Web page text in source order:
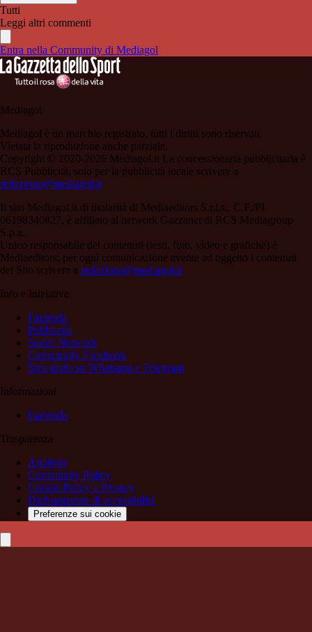
Tutti
Leggi altri commenti
Entra nella Community di Mediagol
Mediagol
Mediagol è un marchio registrato, tutti i diritti sono riservati.
Vietata la riproduzione anche parziale.
Copyright © 2020-2026 Mediagol.it La concessionaria pubblicitaria è
RCS Pubblicità; solo per la pubblicità locale scrivere a
redazione@mediagol.it
Il sito Mediagol.it di titolarità di Mediaeditors S.r.l.s., C.F./PI
06198340827, è affiliato al network Gazzanet di RCS Mediagroup
S.p.a..
Unico responsabile dei contenuti (testi, foto, video e grafiche) è
Mediaeditors; per ogni comunicazione avente ad oggetto i contenuti
del Sito scrivere a redazione@mediagol.it
Info e Iniziative
l’azienda
Pubblicità
Social Network
Community Facebook
Sms gratis su Whatsapp e Telegram
Informazioni
l’azienda
Trasparenza
Archivio
Community Policy
Cookie Policy e Privacy
Dichiarazione di accessibilità
Preferenze sui cookie